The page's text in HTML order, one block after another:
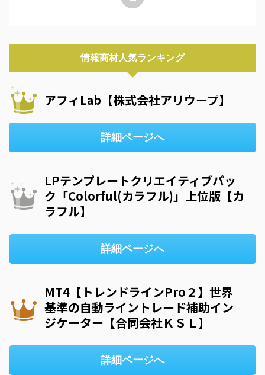
情報商材人気ランキング
アフィLab【株式会社アリウープ】
詳細ページへ
LPテンプレートクリエイティブパッ
ク「Colorful(カラフル)」上位版【カ
ラフル】
詳細ページへ
MT4【トレンドラインPro２】世界
基準の自動ライントレード補助イン
ジケーター【合同会社ＫＳＬ】
詳細ページへ